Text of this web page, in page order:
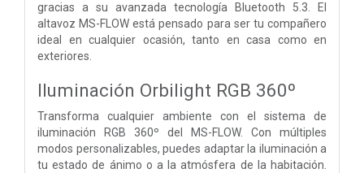
gracias a su avanzada tecnología Bluetooth 5.3. El
altavoz MS-FLOW está pensado para ser tu compañero
ideal en cualquier ocasión, tanto en casa como en
exteriores.
Iluminación Orbilight RGB 360º
Transforma cualquier ambiente con el sistema de
iluminación RGB 360º del MS-FLOW. Con múltiples
modos personalizables, puedes adaptar la iluminación a
tu estado de ánimo o a la atmósfera de la habitación.